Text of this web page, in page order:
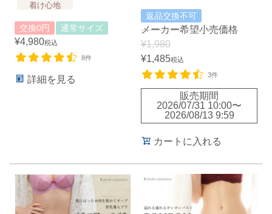
着け心地
交換0円 通常サイズ
¥4,980税込
8件
詳細を見る
返品交換不可
メーカー希望小売価格
¥1,980
¥1,485税込
3件
販売期間
2026/07/31 10:00〜
2026/08/13 9:59
カートに入れる